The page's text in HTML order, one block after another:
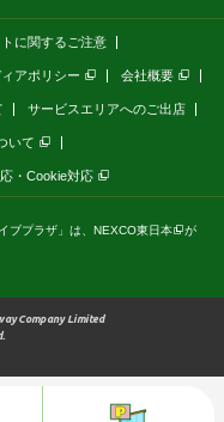
に関するご注意
アポリシー 会社概要
サービスエリアへのご出店
いて
・Cookie対応
ブプラザ」 は、 NEXCO東日本
が
Company Limited